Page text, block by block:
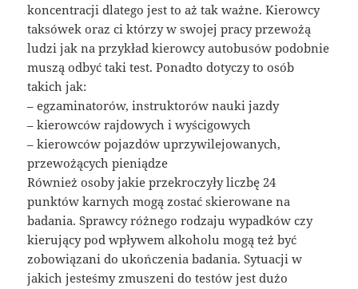
koncentracji dlatego jest to aż tak ważne. Kierowcy
taksówek oraz ci którzy w swojej pracy przewożą
ludzi jak na przykład kierowcy autobusów podobnie
muszą odbyć taki test. Ponadto dotyczy to osób
takich jak:
– egzaminatorów, instruktorów nauki jazdy
– kierowców rajdowych i wyścigowych
– kierowców pojazdów uprzywilejowanych,
przewożących pieniądze
Również osoby jakie przekroczyły liczbę 24
punktów karnych mogą zostać skierowane na
badania. Sprawcy różnego rodzaju wypadków czy
kierujący pod wpływem alkoholu mogą też być
zobowiązani do ukończenia badania. Sytuacji w
jakich jesteśmy zmuszeni do testów jest dużo